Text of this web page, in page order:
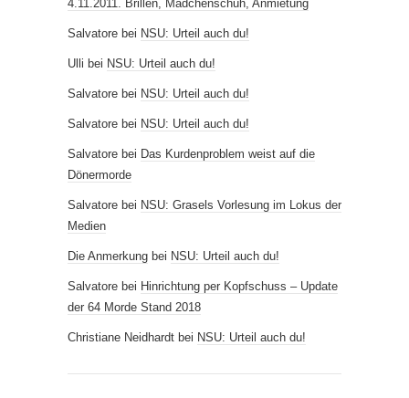
4.11.2011. Brillen, Mädchenschuh, Anmietung
Salvatore bei NSU: Urteil auch du!
Ulli bei NSU: Urteil auch du!
Salvatore bei NSU: Urteil auch du!
Salvatore bei NSU: Urteil auch du!
Salvatore bei Das Kurdenproblem weist auf die
Dönermorde
Salvatore bei NSU: Grasels Vorlesung im Lokus der
Medien
Die Anmerkung bei NSU: Urteil auch du!
Salvatore bei Hinrichtung per Kopfschuss – Update
der 64 Morde Stand 2018
Christiane Neidhardt bei NSU: Urteil auch du!